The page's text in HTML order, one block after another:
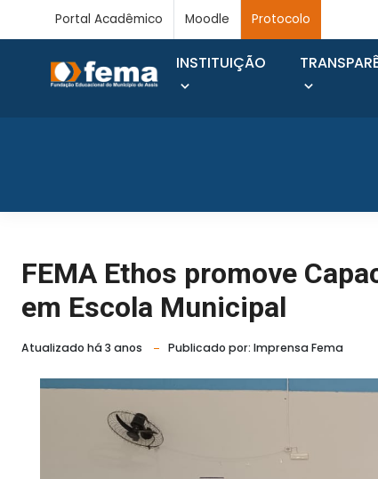
Portal Acadêmico Moodle Protocolo
INSTITUIÇÃO
FEMA Ethos promove
em Escola Municipal
Atualizado há 3 anos Publicado por: Imprensa Fema